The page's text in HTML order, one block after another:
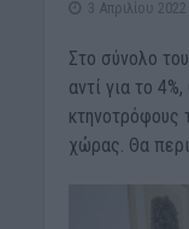
3 Απριλίου 2022
Στο σύνολο
αντί για το
κτηνοτρόφους
χώρας. Θα